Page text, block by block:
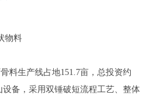
物料
料生产线占地151.7亩，总投资约
备，采用双锤破短流程工艺、整体